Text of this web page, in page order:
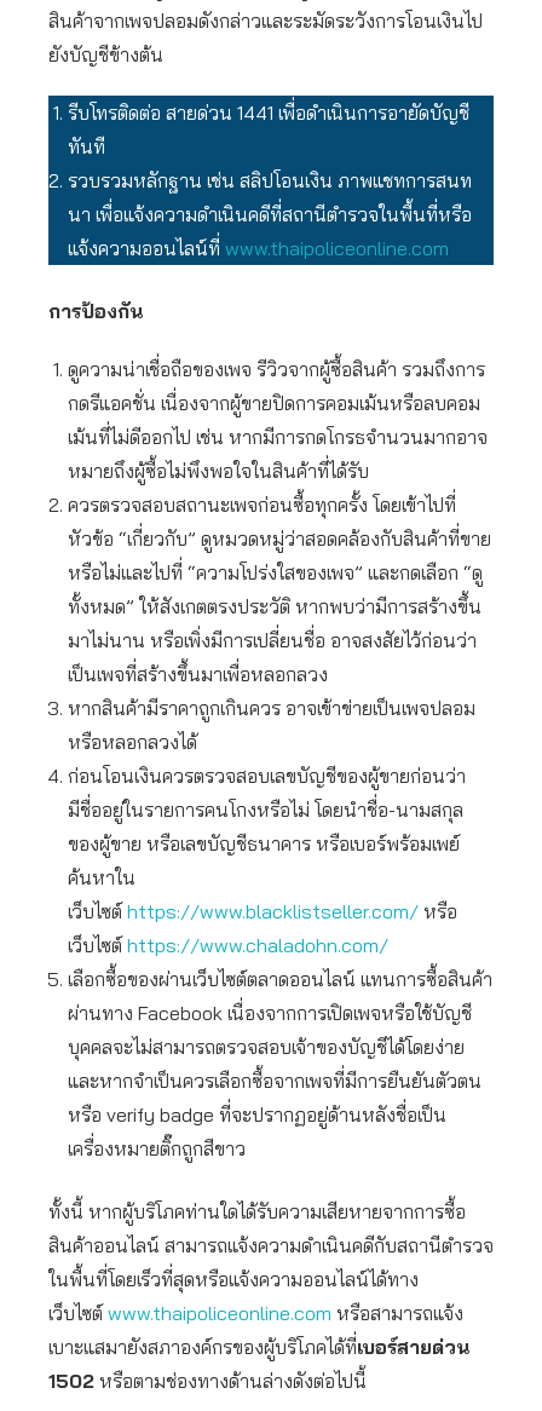
สินค้าจากเพจปลอมดังกล่าวและระมัดระวังการโอนเงินไป
ยังบัญชีข้างต้น
รีบโทรติดต่อ สายด่วน 1441 เพื่อดำเนินการอายัดบัญชี
ทันที
รวบรวมหลักฐาน เช่น สลิปโอนเงิน ภาพแชทการสนท
นา เพื่อแจ้งความดำเนินคดีที่สถานีตำรวจในพื้นที่หรือ
แจ้งความออนไลน์ที่ www.thaipoliceonline.com
การป้องกัน
ดูความน่าเชื่อถือของเพจ รีวิวจากผู้ซื้อสินค้า รวมถึงการ
กดรีแอคชั่น เนื่องจากผู้ขายปิดการคอมเม้นหรือลบคอม
เม้นที่ไม่ดีออกไป เช่น หากมีการกดโกรธจำนวนมากอาจ
หมายถึงผู้ซื้อไม่พึงพอใจในสินค้าที่ได้รับ
ควรตรวจสอบสถานะเพจก่อนซื้อทุกครั้ง โดยเข้าไปที่
หัวข้อ “เกี่ยวกับ” ดูหมวดหมู่ว่าสอดคล้องกับสินค้าที่ขาย
หรือไม่และไปที่ “ความโปร่งใสของเพจ” และกดเลือก “ดู
ทั้งหมด” ให้สังเกตตรงประวัติ หากพบว่ามีการสร้างขึ้น
มาไม่นาน หรือเพิ่งมีการเปลี่ยนชื่อ อาจสงสัยไว้ก่อนว่า
เป็นเพจที่สร้างขึ้นมาเพื่อหลอกลวง
หากสินค้ามีราคาถูกเกินควร อาจเข้าข่ายเป็นเพจปลอม
หรือหลอกลวงได้
ก่อนโอนเงินควรตรวจสอบเลขบัญชีของผู้ขายก่อนว่า
มีชื่ออยู่ในรายการคนโกงหรือไม่ โดยนำชื่อ-นามสกุล
ของผู้ขาย หรือเลขบัญชีธนาคาร หรือเบอร์พร้อมเพย์
ค้นหาใน
เว็บไซต์ https://www.blacklistseller.com/ หรือ
เว็บไซต์ https://www.chaladohn.com/
เลือกซื้อของผ่านเว็บไซต์ตลาดออนไลน์ แทนการซื้อสินค้า
ผ่านทาง Facebook เนื่องจากการเปิดเพจหรือใช้บัญชี
บุคคลจะไม่สามารถตรวจสอบเจ้าของบัญชีได้โดยง่าย
และหากจำเป็นควรเลือกซื้อจากเพจที่มีการยืนยันตัวตน
หรือ verify badge ที่จะปรากฏอยู่ด้านหลังชื่อเป็น
เครื่องหมายติ๊กถูกสีขาว
ทั้งนี้ หากผู้บริโภคท่านใดได้รับความเสียหายจากการซื้อ
สินค้าออนไลน์ สามารถแจ้งความดำเนินคดีกับสถานีตำรวจ
ในพื้นที่โดยเร็วที่สุดหรือแจ้งความออนไลน์ได้ทาง
เว็บไซต์ www.thaipoliceonline.com หรือสามารถแจ้ง
เบาะแสมายังสภาองค์กรของผู้บริโภคได้ที่เบอร์สายด่วน
1502 หรือตามช่องทางด้านล่างดังต่อไปนี้